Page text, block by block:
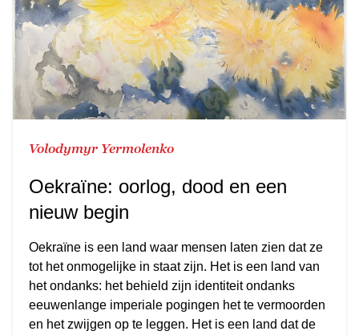
Volodymyr Yermolenko
Oekraïne: oorlog, dood en een
nieuw begin
Oekraïne is een land waar mensen laten zien dat ze
tot het onmogelijke in staat zijn. Het is een land van
het ondanks: het behield zijn identiteit ondanks
eeuwenlange imperiale pogingen het te vermoorden
en het zwijgen op te leggen. Het is een land dat de